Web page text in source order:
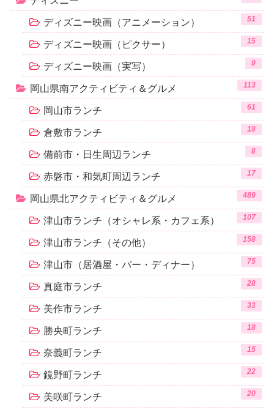
ディズニー映画（アニメーション） 51
ディズニー映画（ピクサー） 15
ディズニー映画（実写） 9
岡山県南アクティビティ＆グルメ 113
岡山市ランチ 61
倉敷市ランチ 18
備前市・日生周辺ランチ 8
赤磐市・和気町周辺ランチ 17
岡山県北アクティビティ＆グルメ 489
津山市ランチ（オシャレ系・カフェ系） 107
津山市ランチ（その他） 158
津山市（居酒屋・バー・ディナー） 75
真庭市ランチ 28
美作市ランチ 33
勝央町ランチ 18
奈義町ランチ 15
鏡野町ランチ 22
美咲町ランチ 20